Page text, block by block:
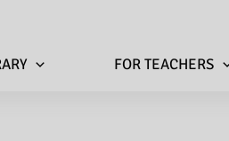
FOR TEACHERS